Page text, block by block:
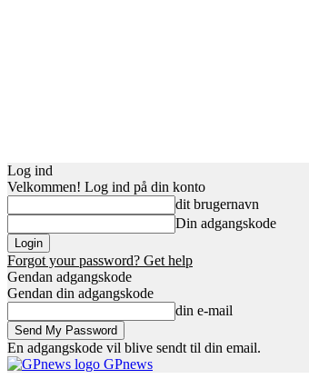
Log ind
Velkommen! Log ind på din konto
dit brugernavn
Din adgangskode
Forgot your password? Get help
Gendan adgangskode
Gendan din adgangskode
din e-mail
En adgangskode vil blive sendt til din email.
GPnews